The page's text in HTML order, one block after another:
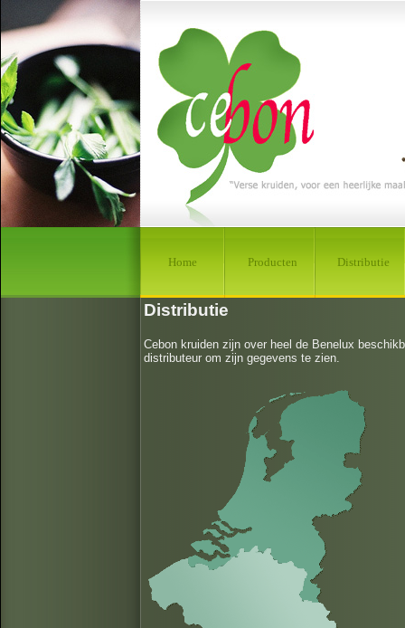
Home Producten Distributie
Distributie
Cebon kruiden zijn over heel de Benelux
distributeur om zijn gegevens te zien.